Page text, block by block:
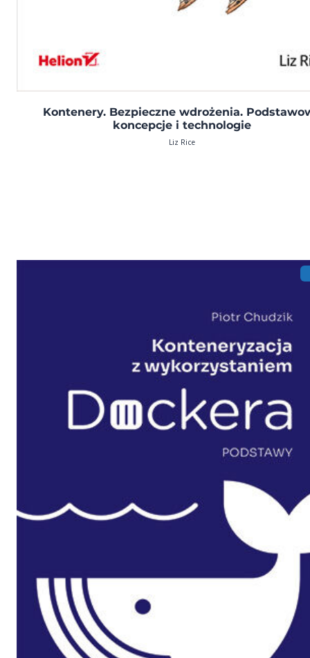
Kontenery. Bezpieczne wdrożenia.
koncepcje i technologie
Liz Rice